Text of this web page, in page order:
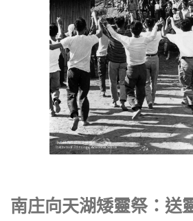
南庄向天湖矮靈祭：送